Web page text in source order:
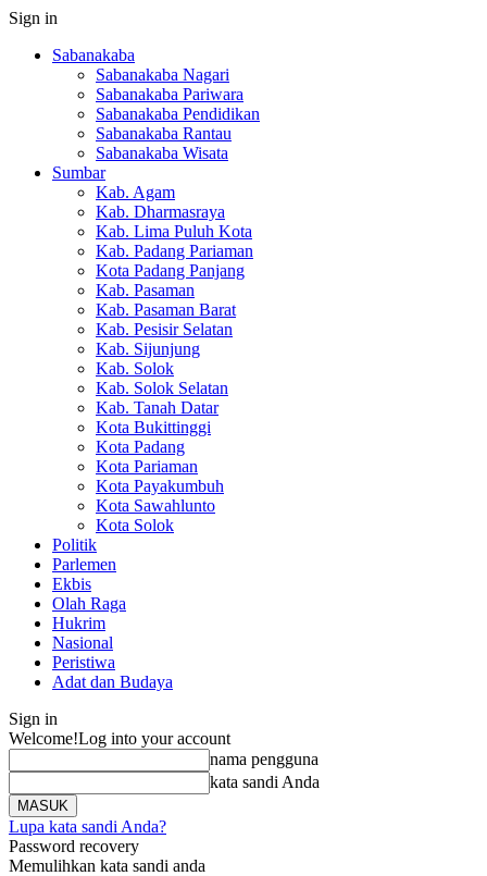
Sign in
Sabanakaba
Sabanakaba Nagari
Sabanakaba Pariwara
Sabanakaba Pendidikan
Sabanakaba Rantau
Sabanakaba Wisata
Sumbar
Kab. Agam
Kab. Dharmasraya
Kab. Lima Puluh Kota
Kab. Padang Pariaman
Kota Padang Panjang
Kab. Pasaman
Kab. Pasaman Barat
Kab. Pesisir Selatan
Kab. Sijunjung
Kab. Solok
Kab. Solok Selatan
Kab. Tanah Datar
Kota Bukittinggi
Kota Padang
Kota Pariaman
Kota Payakumbuh
Kota Sawahlunto
Kota Solok
Politik
Parlemen
Ekbis
Olah Raga
Hukrim
Nasional
Peristiwa
Adat dan Budaya
Sign in
Welcome!Log into your account
nama pengguna
kata sandi Anda
Lupa kata sandi Anda?
Password recovery
Memulihkan kata sandi anda